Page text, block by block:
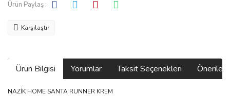
Ürün Paylaş :
Karşılaştır
Ürün Bilgisi Yorumlar Taksit Seçenekleri
NAZİK HOME SANTA RUNNER KREM